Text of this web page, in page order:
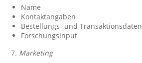
Name
Kontaktangaben
Bestellungs- und Transaktionsdaten
Forschungsinput
7. Marketing